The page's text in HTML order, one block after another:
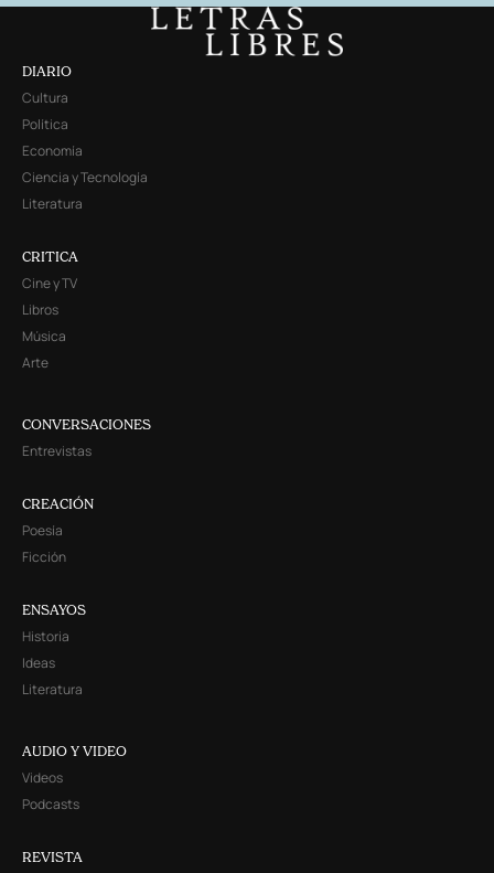
DIARIO
Cultura
Política
Economía
Ciencia y Tecnología
Literatura
CRITICA
Cine y TV
Libros
Música
Arte
CONVERSACIONES
Entrevistas
CREACIÓN
Poesía
Ficción
ENSAYOS
Historia
Ideas
Literatura
AUDIO Y VIDEO
Videos
Podcasts
REVISTA